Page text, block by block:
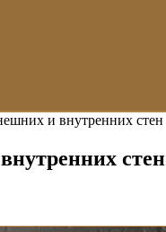
и внутренних стен
стен